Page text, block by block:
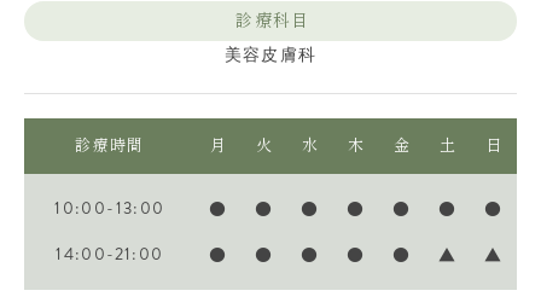
診療科目
美容皮膚科
診療時間 月 火 水 木 金 土 日
10:00-13:00 ● ● ● ● ● ● ●
14:00-21:00 ● ● ● ● ● ▲ ▲